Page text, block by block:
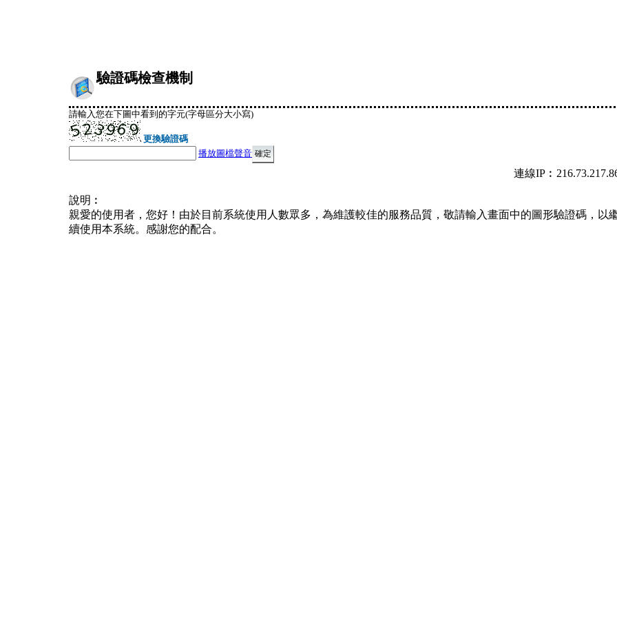
驗證碼檢查機制
請輸入您在下圖中看到的字元(字母區分大小寫)
更換驗證碼
播放圖檔聲音
連線
說明︰
親愛的使用者，您好！由於目前系統使用人數眾多，為維護較佳的服務品質，敬請輸入畫面中的圖形驗證碼，以
續使用本系統。感謝您的配合。